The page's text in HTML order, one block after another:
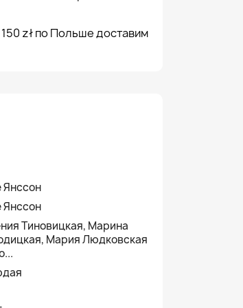
zł по Польше доставим
Янссон
Янссон
Тиновицкая, Марина
Мария Людковская